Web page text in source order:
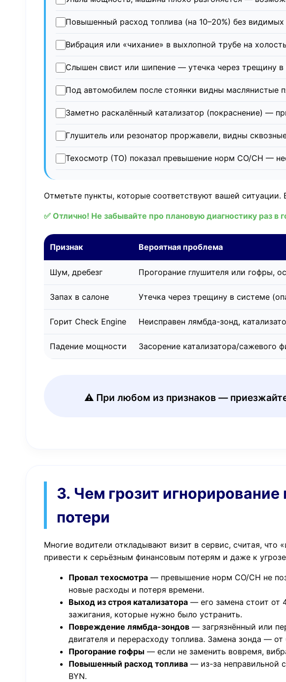
Повышенный расход топлива (на 10–20%) без видимых
Вибрация или «чихание» в выхлопной трубе на
Слышен свист или шипение — утечка через трещину в
Под автомобилем после стоянки видны маслянистые
Заметно раскалённый катализатор (покраснение) —
Глушитель или резонатор проржавели, видны
Техосмотр (ТО) показал превышение норм CO/CH —
Отметьте пункты, которые соответствуют вашей ситуации.
✅ Отлично! Не забывайте про плановую диагностику раз в
Признак Вероятная проблема
Шум, дребезг Прогорание глушителя или гофры,
Запах в салоне Утечка через трещину в системе
Горит Check Engine Неисправен лямбда-зонд,
Падение мощности Засорение катализатора/сажевого
⚠️ При любом из признаков —
3. Чем грозит
потери
Многие водители откладывают визит в сервис, считая,
привести к серьёзным финансовым потерям и даже к
Провал техосмотра — превышение норм CO/CH не
новые расходы и потеря времени.
Выход из строя катализатора — его замена стоит от
зажигания, которые нужно было устранить.
Повреждение лямбда-зондов — загрязнённый или
двигателя и перерасходу топлива. Замена зонда —
Прогорание гофры — если не заменить вовремя,
Повышенный расход топлива — из-за неправильной
BYN.